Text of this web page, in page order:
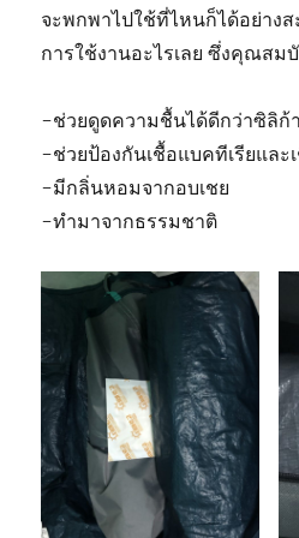
จะพกพาไปใช้ที่ไหนก็ได้อย่าง
การใช้งานอะไรเลย ซึ่งคุณสม
-ช่วยดูดความชื้นได้ดีกว่าซิลิก้า
-ช่วยป้องกันเชื้อแบคทีเรียและ
-มีกลิ่นหอมจากอบเชย
-ทำมาจากธรรมชาติ